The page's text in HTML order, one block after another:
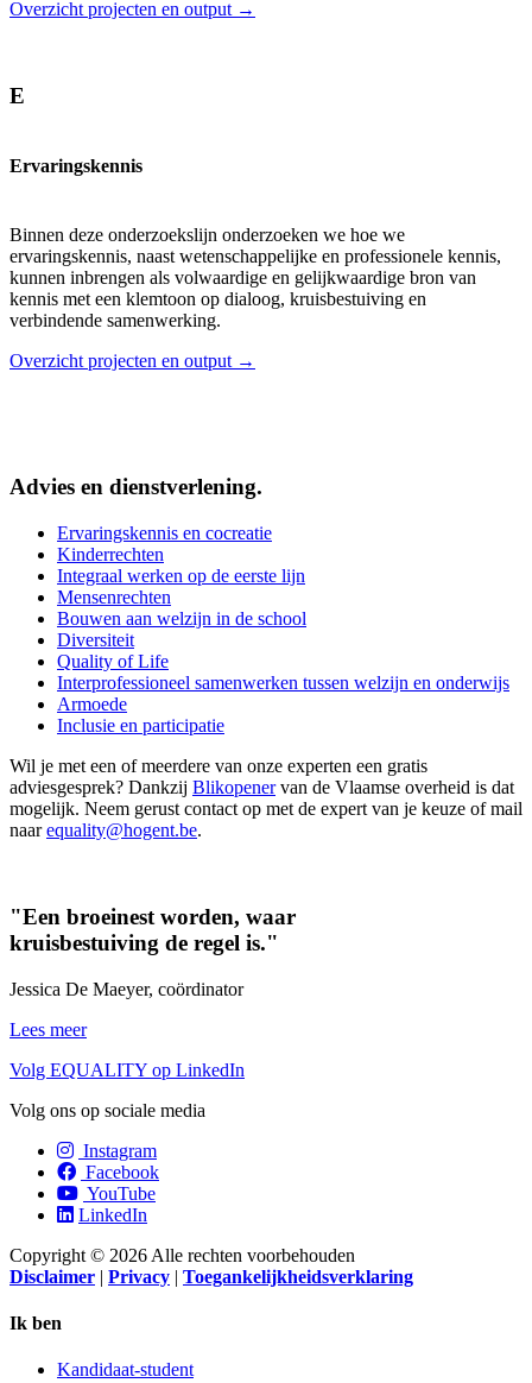
Overzicht projecten en output →
E
Ervaringskennis
Binnen deze onderzoekslijn onderzoeken we hoe we
ervaringskennis, naast wetenschappelijke en professionele kennis,
kunnen inbrengen als volwaardige en gelijkwaardige bron van
kennis met een klemtoon op dialoog, kruisbestuiving en
verbindende samenwerking.
Overzicht projecten en output →
Advies en dienstverlening.
Ervaringskennis en cocreatie
Kinderrechten
Integraal werken op de eerste lijn
Mensenrechten
Bouwen aan welzijn in de school
Diversiteit
Quality of Life
Interprofessioneel samenwerken tussen welzijn en onderwijs
Armoede
Inclusie en participatie
Wil je met een of meerdere van onze experten een gratis
adviesgesprek? Dankzij Blikopenervan de Vlaamse overheid is dat
mogelijk. Neem gerust contact op met de expert van je keuze of mail
naarequality@hogent.be.
"Een broeinest worden, waar
kruisbestuiving de regel is."
Jessica De Maeyer, coördinator
Lees meer
Volg EQUALITY op LinkedIn
Volg ons op sociale media
Instagram
Facebook
YouTube
LinkedIn
Copyright © 2026 Alle rechten voorbehouden
Disclaimer | Privacy | Toegankelijkheidsverklaring
Ik ben
Kandidaat-student